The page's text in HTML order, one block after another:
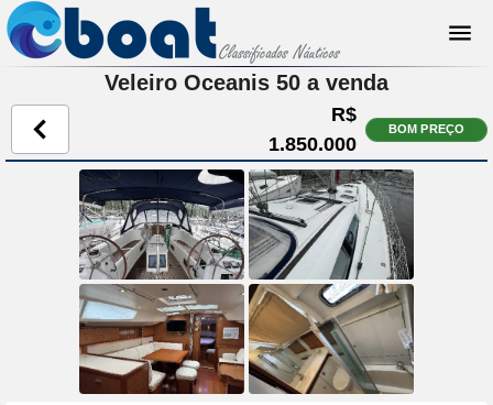
Veleiro Oceanis 50 a venda
R$
1.850.000
BOM PREÇO